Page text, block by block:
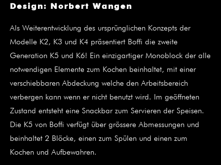
Design: Norbert Wangen
Als Weiterentwicklung des ursprünglichen Konzepts der
Modelle K2, K3 und K4 präsentiert Boffi die zweite
Generation K5 und K6! Ein einzigartiger Monoblock der alle
notwendigen Elemente zum Kochen beinhaltet, mit einer
verschiebbaren Abdeckung welche den Arbeitsbereich
verbergen kann wenn er nicht benutzt wird. Im geöffneten
Zustand entsteht eine Snackbar zum Servieren der Speisen.
Die K5 von Boffi verfügt über grössere Abmessungen und
beinhaltet 2 Blöcke, einen zum Spülen und einen zum
Kochen und Aufbewahren.